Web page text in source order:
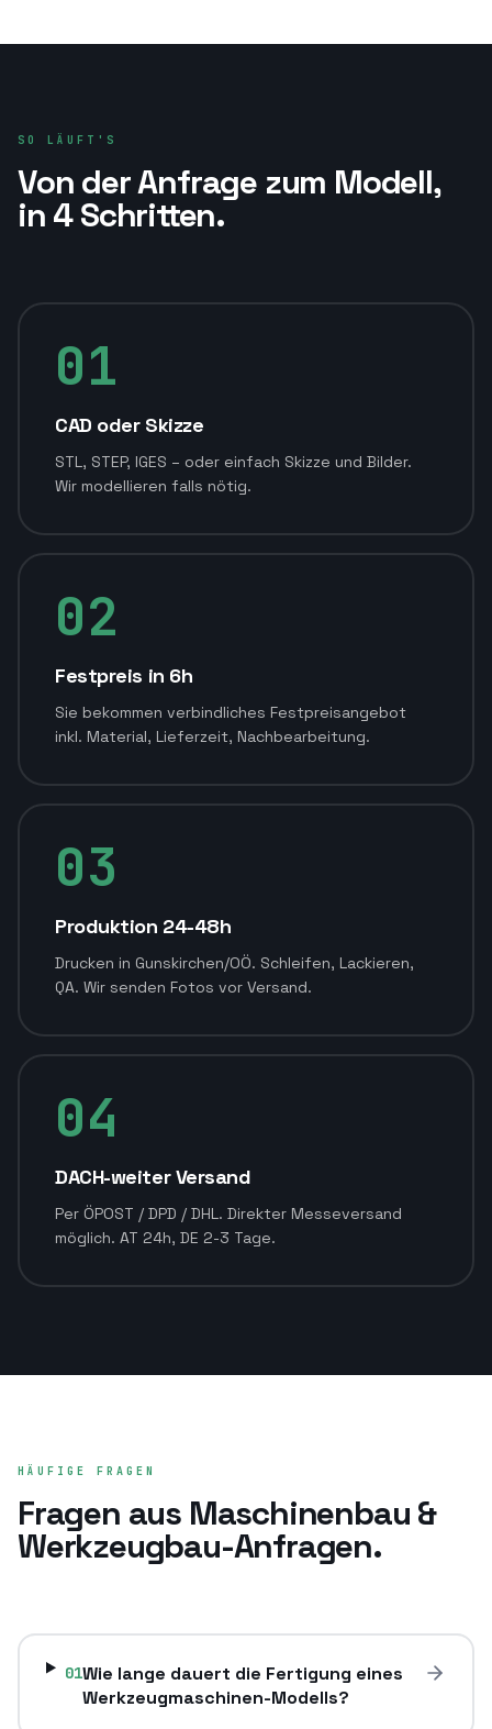
SO LÄUFT'S
Von der Anfrage zum Modell,
in 4 Schritten.
01
CAD oder Skizze
STL, STEP, IGES – oder einfach Skizze und Bilder.
Wir modellieren falls nötig.
02
Festpreis in 6h
Sie bekommen verbindliches Festpreisangebot
inkl. Material, Lieferzeit, Nachbearbeitung.
03
Produktion 24-48h
Drucken in Gunskirchen/OÖ. Schleifen, Lackieren,
QA. Wir senden Fotos vor Versand.
04
DACH-weiter Versand
Per ÖPOST / DPD / DHL. Direkter Messeversand
möglich. AT 24h, DE 2-3 Tage.
HÄUFIGE FRAGEN
Fragen aus Maschinenbau &
Werkzeugbau-Anfragen.
01Wie lange dauert die Fertigung eines
Werkzeugmaschinen-Modells?